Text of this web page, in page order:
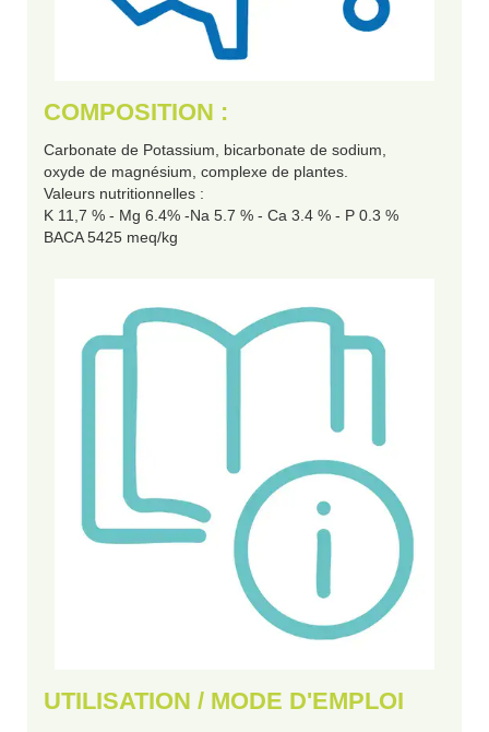
COMPOSITION :
Carbonate de Potassium, bicarbonate de sodium,
oxyde de magnésium, complexe de plantes.
Valeurs nutritionnelles :
K 11,7 % - Mg 6.4% -Na 5.7 % - Ca 3.4 % - P 0.3 %
BACA 5425 meq/kg
UTILISATION / MODE D'EMPLOI